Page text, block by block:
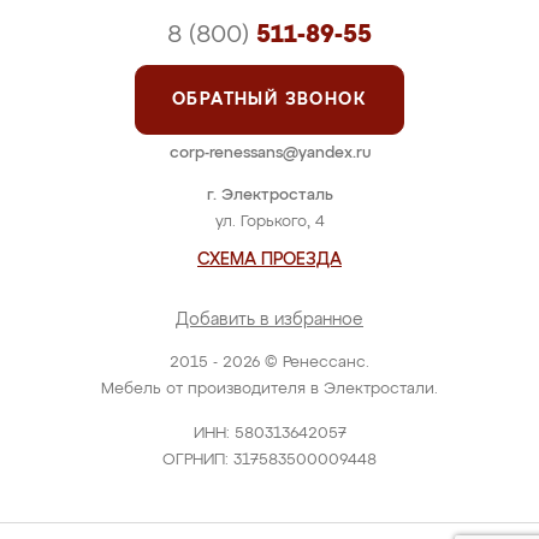
2015 - 2026 © Ренессанс.
Мебель от производителя в Электростали.
ИНН: 580313642057
ОГРНИП: 317583500009448
г. Электросталь
ул. Горького, 4
СХЕМА ПРОЕЗДА
Добавить в избранное
8 (800) 511-89-55
ОБРАТНЫЙ ЗВОНОК
corp-renessans@yandex.ru